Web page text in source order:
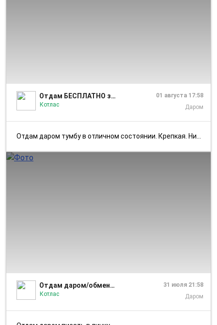
Отдам БЕСПЛАТНО за вкусняшку Котлас Коряжма
Котлас
01 августа 17:58
Даром
Отдам даром тумбу в отличном состоянии. Крепкая. Нигде ничего не слома...
Отдам даром/обмен Котлас|Коряжма
Котлас
31 июля 21:58
Даром